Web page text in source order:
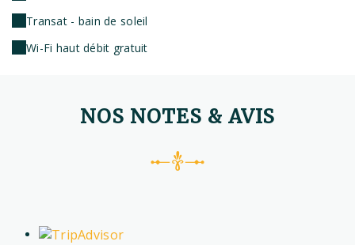
Transat - bain de soleil
Wi-Fi haut débit gratuit
NOS NOTES & AVIS